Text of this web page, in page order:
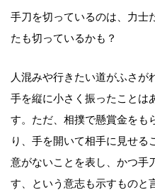
手刀を切っているのは、力士
たも切っているかも？
人混みや行きたい道がふさが
手を縦に小さく振ったことは
す。ただ、相撲で懸賞金をも
り、手を開いて相手に見せる
意がないことを表し、かつ手
す、という意志も示すものと